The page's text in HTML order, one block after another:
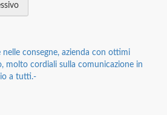
consegne, azienda con ottimi
molto cordiali sulla comunicazione in
a tutti.-